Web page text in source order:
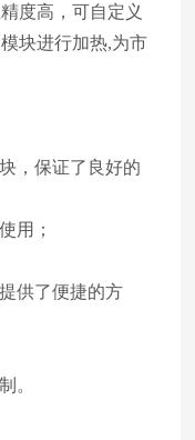
度高，可自定义
块进行加热,为市
，保证了良好的
用；
供了便捷的方
。